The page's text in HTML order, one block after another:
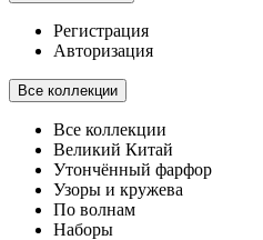
Регистрация
Авторизация
Все коллекции
Все коллекции
Великий Китай
Утончённый фарфор
Узоры и кружева
По волнам
Наборы